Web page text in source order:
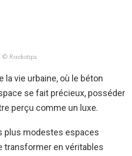
© Radiotips
la vie urbaine, où le béton
se fait précieux, posséder
perçu comme un luxe.
plus modestes espaces
transformer en véritables